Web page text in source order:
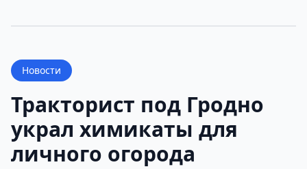
Новости
Тракторист под Гродно
украл химикаты для
личного огорода